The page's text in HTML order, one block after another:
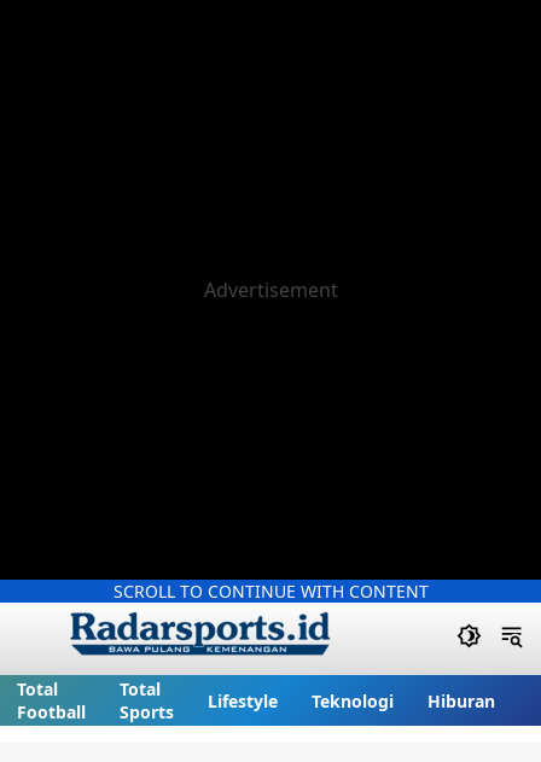
SCROLL TO CONTINUE WITH CONTENT
Total
Football
Total
Sports
Lifestyle Teknologi Hiburan